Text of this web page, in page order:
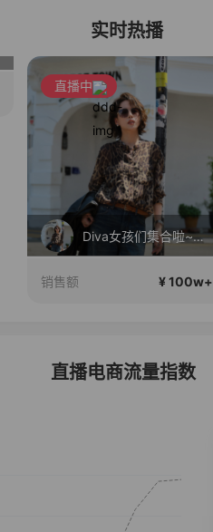
实时热播
直播中
Diva女孩们集合啦~意大利料特产来啦！
销售额 ¥ 100w+
直播电商流量指数